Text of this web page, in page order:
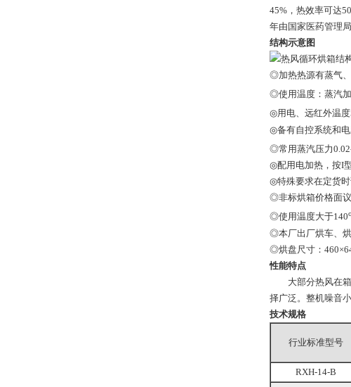
45%，热效率可达
年由国家医药管理
结构示意图
◎加热热源有蒸气
◎使用温度：蒸汽
◎用电、远红外温度
◎备有自控系统和电
◎常用蒸汽压力
◎配用电加热，按I
◎特殊要求在定货时
◎非标烘箱价格面议
◎使用温度大于140o
◎本厂出厂烘车、
◎烘盘尺寸：
性能特点
大部分热风在箱
择广泛。整机噪音
技术规格
行业标准型号
RXH-14-B